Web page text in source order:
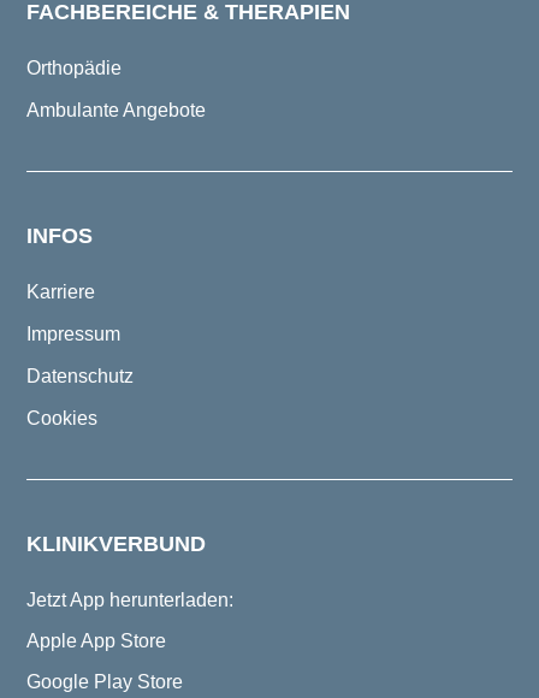
FACHBEREICHE & THERAPIEN
Orthopädie
Ambulante Angebote
INFOS
Karriere
Impressum
Datenschutz
Cookies
KLINIKVERBUND
Jetzt App herunterladen:
Apple App Store
Google Play Store